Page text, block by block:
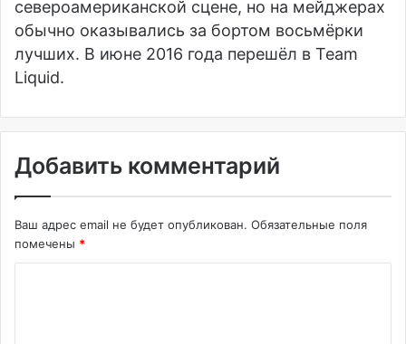
североамериканской сцене, но на мейджерах
обычно оказывались за бортом восьмёрки
лучших. В июне 2016 года перешёл в Team
Liquid.
Добавить комментарий
Ваш адрес email не будет опубликован. Обязательные поля
помечены *